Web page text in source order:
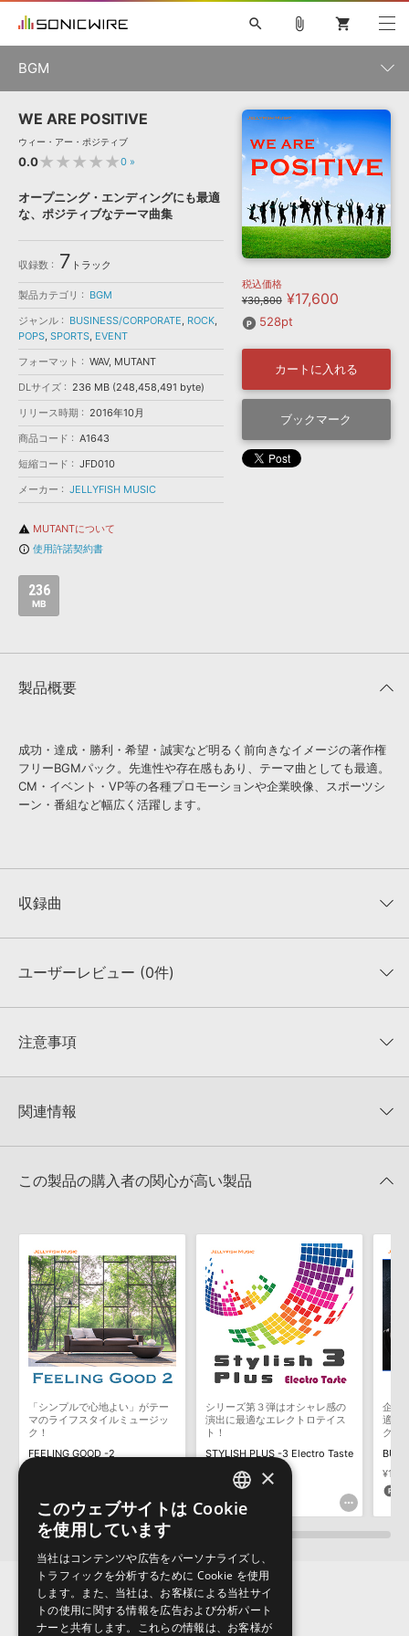
ソフト音源 »
プラグイン・エフェクト »
サンプルパック »
ソフトウェア／ツール »
DAW »
効果音 »
BGM »
キャンペーン »
特集 »
ニュースレター »
SONICWIREブログ »
製品サポート情報 »
DTMガイド »
FAQ »
お問い合わせ »
音楽カード
無償のサウンド管理ソフト
APS
SLS
search
初音ミク NT 鏡音リン・レン V4X 巡音ルカ V4X
MEIKO V3
KAITO V3
VOCALOID TOONTRACK
SPITFIRE AUDIO
VIENNA
EZ DRUMMER 3
ライセンスフリーBGM
サンプルパックを試そう
ボーカル抜き出し
DUBSTEP
ELECTRONICA
EDM MUTANT
ROUTER.FM
SONOCA
ソフト音源 プラグイン・エフェクト
ソフトウェア／ツール DAW 効果音
attach_file shopping_cart
BGM
製品一覧
ジャンル
メーカー
ランキング
シングルBGM
WE ARE POSITIVE
ウィー・アー・ポジティブ
0.0★★★★★0 »
オープニング・エンディングにも最適
な、ポジティブなテーマ曲集
収録数 7 トラック
製品カテゴリ
BGM
ジャンル
BUSINESS/CORPORATE, ROCK,
POPS, SPORTS, EVENT
フォーマット
WAV, MUTANT
DLサイズ
236 MB (248,458,491 byte)
リリース時期
2016年10月
商品コード
A1643
短縮コード
JFD010
メーカー
JELLYFISH MUSIC
warning MUTANTについて
info_outline 使用許諾契約書
236
MB
税込価格
¥30,800 ¥17,600
528pt
カートに入れる
ブックマーク
製品概要
成功・達成・勝利・希望・誠実など明るく前向きなイメージの著作権
フリーBGMパック。先進性や存在感もあり、テーマ曲としても最適。
CM・イベント・VP等の各種プロモーションや企業映像、スポーツシ
ーン・番組など幅広く活躍します。
収録曲
説明文 ジャンル/楽器
1 Champions
3:04 ¥4,400
4 Queen of Light
3:21 ¥4,400
5 Queen of Light (chorus less)
Tr4「Queen of Light」のコーラスレス。
6 Real Challenge
3:59 ¥4,400
ユーザーレビュー (0件)
★★★★★
★5
★4
★1
注意事項
4GBを超えるデータに関するご注意：
KONTAKTフォーマットについて：本製品のKONTAKTフォーマットは、製品版
も対応しておりません。
製品の購入手続き完了後、受注確認メールとシリアルナンバーをお知らせするメールの2
通が送信されます。メールに記載されております説明に沿って、製品のダウンロード／
導入を行って下さい。
ダウンロード製品という性質上、一切の返品・返金はお受け付け致しかねます。
関連情報
この製品の購入者の関心が高い製品
「シンプルで心地よい」がテー
マのライフスタイルミュージッ
ク！
FEELING GOOD -2
シリーズ第３弾はオシャレ感の
演出に最適なエレクトロテイス
ト！
STYLISH PLUS -3 Electro Taste
¥17,600
528pt
企業
適な
ク-4
ENGLISH
×
このウェブサイトは Cookie
を使用しています
当社はコンテンツや広告をパーソナライズし、
トラフィックを分析するために Cookie を使用
します。また、当社は、お客様による当社サイ
トの使用に関する情報を広告および分析パート
ナーと共有します。これらの情報は、お客様が